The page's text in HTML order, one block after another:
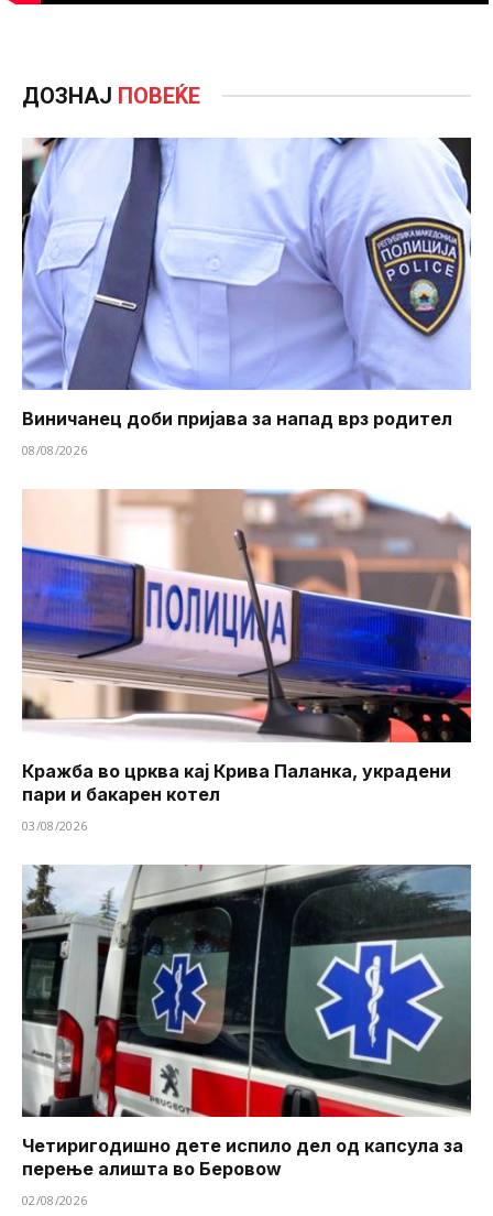
ДОЗНАЈ ПОВЕЌЕ
Виничанец доби пријава за напад врз родител
08/08/2026
Кражба во црква кај Крива Паланка, украдени
пари и бакарен котел
03/08/2026
Четиригодишно дете испило дел од капсула за
перење алишта во Беровоw
02/08/2026